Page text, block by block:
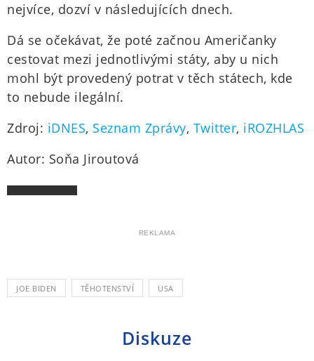
nejvíce, dozví v následujících dnech.
Dá se očekávat, že poté začnou Američanky
cestovat mezi jednotlivými státy, aby u nich
mohl být provedený potrat v těch státech, kde
to nebude ilegální.
Zdroj: iDNES, Seznam Zprávy, Twitter, iROZHLAS
Autor: Soňa Jiroutová
REKLAMA
JOE BIDEN TĚHOTENSTVÍ USA
Diskuze